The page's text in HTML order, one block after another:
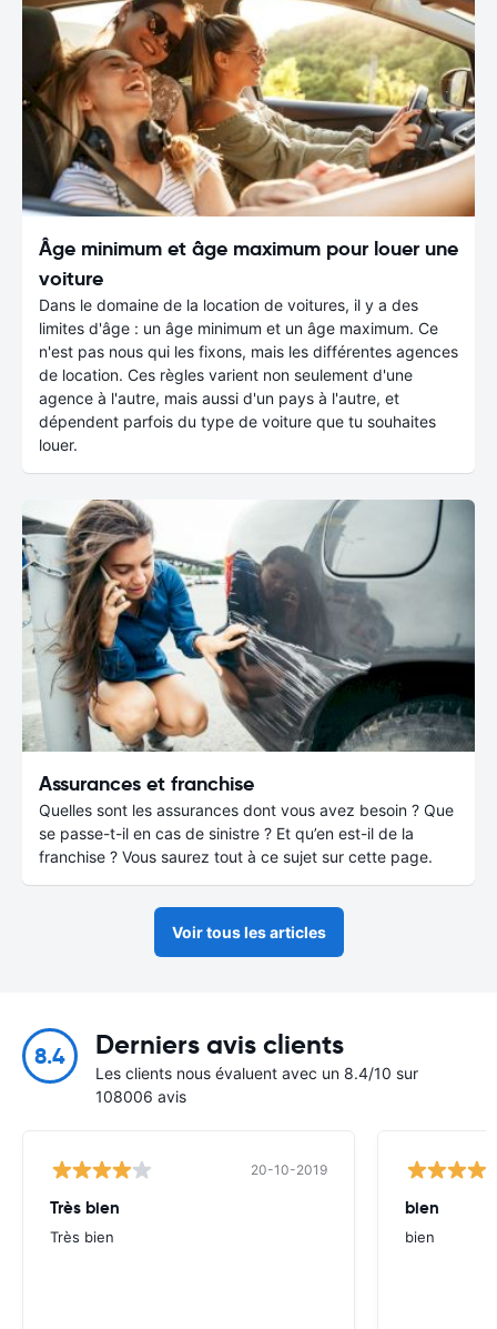
Âge minimum et âge maximum pour louer une
voiture
Dans le domaine de la location de voitures, il y a des
limites d'âge : un âge minimum et un âge maximum. Ce
n'est pas nous qui les fixons, mais les différentes agences
de location. Ces règles varient non seulement d'une
agence à l'autre, mais aussi d'un pays à l'autre, et
dépendent parfois du type de voiture que tu souhaites
louer.
Assurances et franchise
Quelles sont les assurances dont vous avez besoin ? Que
se passe-t-il en cas de sinistre ? Et qu’en est-il de la
franchise ? Vous saurez tout à ce sujet sur cette page.
Voir tous les articles
8.4 Derniers avis clients
Les clients nous évaluent avec un 8.4/10 sur
108006 avis
20-10-2019
Très bien
Très bien
bien
bien